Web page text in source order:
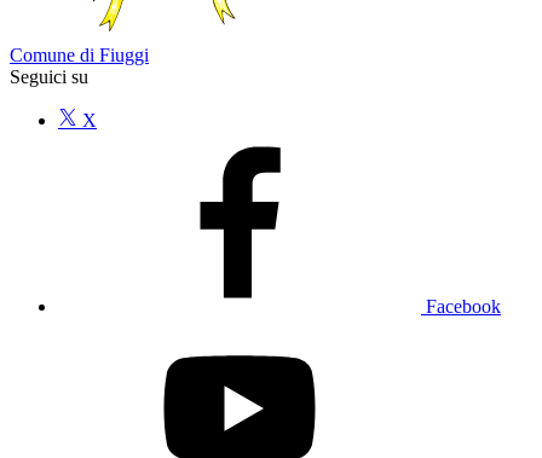
Comune di Fiuggi
Seguici su
X
Facebook